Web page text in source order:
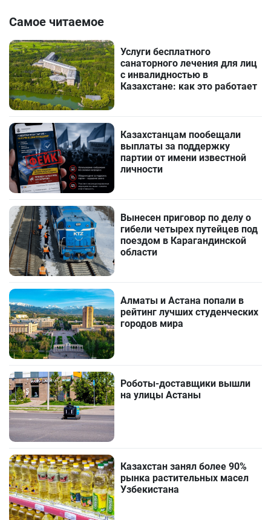
Самое читаемое
Услуги бесплатного
санаторного лечения для лиц
с инвалидностью в
Казахстане: как это работает
Казахстанцам пообещали
выплаты за поддержку
партии от имени известной
личности
Вынесен приговор по делу о
гибели четырех путейцев под
поездом в Карагандинской
области
Алматы и Астана попали в
рейтинг лучших студенческих
городов мира
Роботы-доставщики вышли
на улицы Астаны
Казахстан занял более 90%
рынка растительных масел
Узбекистана